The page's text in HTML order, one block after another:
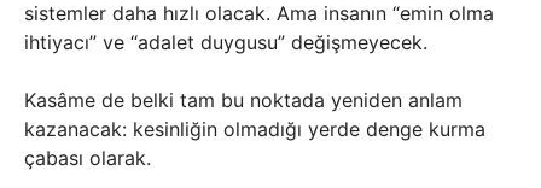
sistemler daha hızlı olacak. Ama insanın “emin olma
ihtiyacı” ve “adalet duygusu” değişmeyecek.
Kasâme de belki tam bu noktada yeniden anlam
kazanacak: kesinliğin olmadığı yerde denge kurma
çabası olarak.